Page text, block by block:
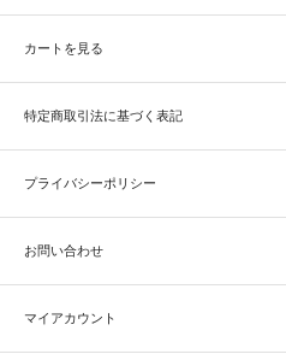
カートを見る
特定商取引法に基づく表記
プライバシーポリシー
お問い合わせ
マイアカウント